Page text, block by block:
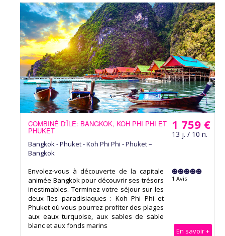
1 759 €
13 j. / 10 n.
1 Avis
En savoir +
COMBINÉ D'ÎLE: BANGKOK, KOH PHI PHI ET
PHUKET
Bangkok - Phuket - Koh Phi Phi - Phuket –
Bangkok
Envolez-vous à découverte de la capitale
animée Bangkok pour découvrir ses trésors
inestimables. Terminez votre séjour sur les
deux îles paradisiaques : Koh Phi Phi et
Phuket où vous pourrez profiter des plages
aux eaux turquoise, aux sables de sable
blanc et aux fonds marins